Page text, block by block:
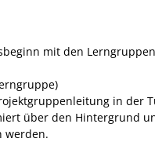
mit den
in der
über den Hintergrund
werden.